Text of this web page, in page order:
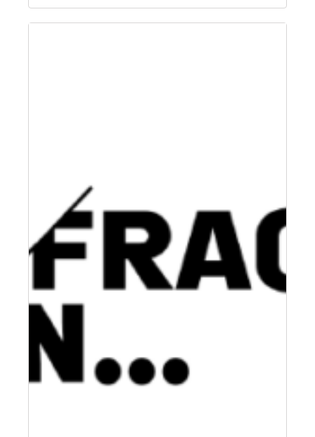
PropTechs. Zuvor war er 25 Jahre im
Management, u. a. bei PATRIZIA.…
Fragen
an